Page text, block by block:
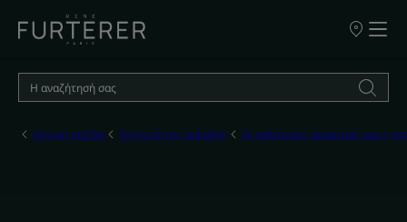
ΣΗΜΕΙΑ
ΜΑΣ
Αρχική σελίδα Τριχωτό της κεφαλής Οι καλύτερες πρακτικές και η